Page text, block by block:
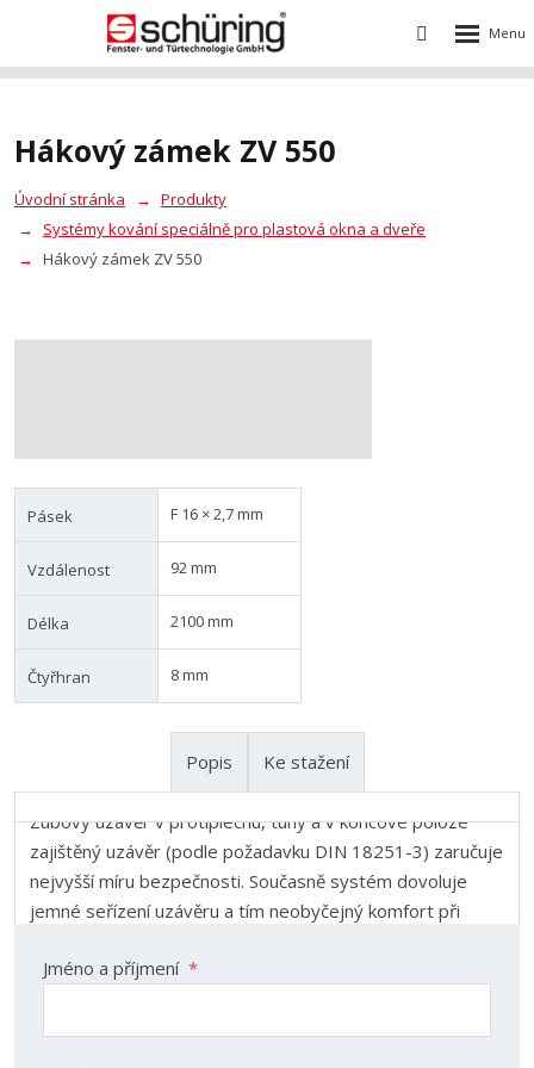
Vyhledávání
Rozbalení
Hákový zámek ZV 550
Úvodní stránka
Produkty
Systémy kování speciálně pro plastová okna a dveře
Hákový zámek ZV 550
Pásek F 16 × 2,7 mm
Vzdálenost 92 mm
Délka 2100 mm
Čtyřhran 8 mm
Popis
Zubový uzávěr v protiplechu, tuhý a v koncové poloze
zajištěný uzávěr (podle požadavku DIN 18251-3) zaručuje
nejvyšší míru bezpečnosti. Současně systém dovoluje
jemné seřízení uzávěru a tím neobyčejný komfort při
cca. 480 hodin ve slaném testu.
Varianty
Ke stažení
Kontaktní formulář
Jméno a příjmení *